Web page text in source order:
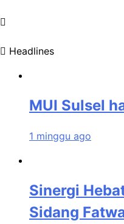
to
Headlines
MUI Sulsel
1 minggu ago
Sinergi
Sidang